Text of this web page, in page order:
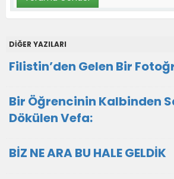
DİĞER YAZILARI
Filistin’den Gelen Bir
Bir Öğrencinin Kalbinden
Dökülen Vefa:
BİZ NE ARA BU HALE GELDİK